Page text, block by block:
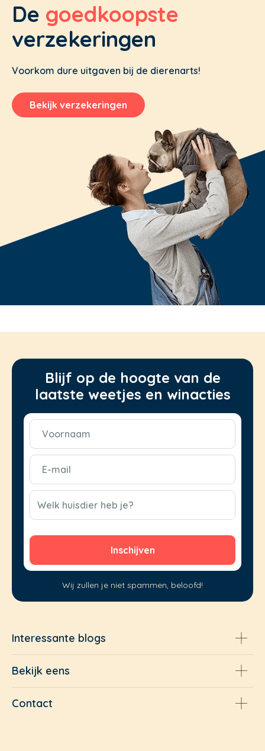
De goedkoopste
verzekeringen
Voorkom dure uitgaven bij de dierenarts!
Bekijk verzekeringen
Blijf op de hoogte van de
laatste weetjes en winacties
Voornaam
(Vereist)
E-
mail
(Vereist)
CAPTCHA
Welk huisdier heb je?
Wij zullen je niet spammen, beloofd!
Interessante blogs
Bekijk eens
Contact